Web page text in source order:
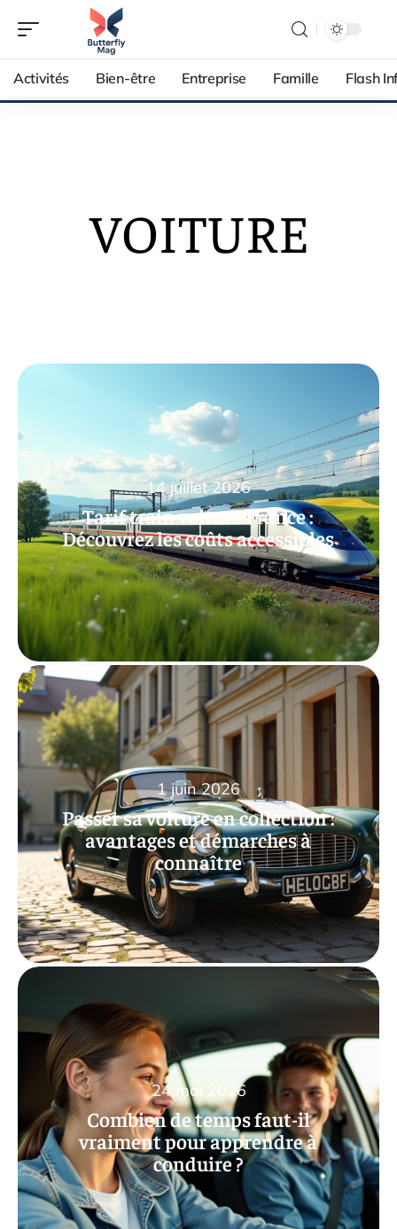
Activités Bien-être Entreprise Famille Flash
VOITURE
Tarif train voiture France :
Découvrez les coûts accessibles
14 juillet 2026
Passer sa voiture en collection :
avantages et démarches à
connaître
1 juin 2026
Combien de temps faut-il
vraiment pour apprendre à
conduire ?
24 mai 2026